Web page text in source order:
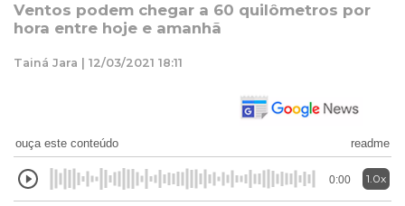
Ventos podem chegar a 60 quilômetros por
hora entre hoje e amanhã
Tainá Jara | 12/03/2021 18:11
ouça este conteúdo readme
0:00 1.0x